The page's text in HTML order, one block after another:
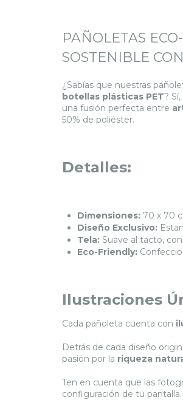
PAÑOLETAS
SOSTENIBLE
¿Sabías que nuestras
botellas plásticas PET?
una fusión perfecta entre
50% de poliéster.
Detalles:
Dimensiones: 70 x 70
Diseño Exclusivo:
Tela: Suave al tacto,
Eco-Friendly:
Ilustraciones
Cada pañoleta cuenta con
Detrás de cada diseño
pasión por la riqueza
Ten en cuenta que las
configuración de tu pantalla.